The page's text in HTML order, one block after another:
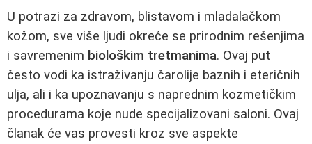
U potrazi za zdravom, blistavom i mladalačkom
kožom, sve više ljudi okreće se prirodnim rešenjima
i savremenim biološkim tretmanima. Ovaj put
često vodi ka istraživanju čarolije baznih i eteričnih
ulja, ali i ka upoznavanju s naprednim kozmetičkim
procedurama koje nude specijalizovani saloni. Ovaj
članak će vas provesti kroz sve aspekte